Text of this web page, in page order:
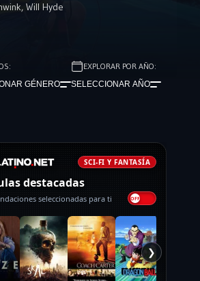
, Will Hyde
GÉNERO
EXPLORAR POR AÑO:
SELECCIONAR AÑO
SCI-FI Y FANTASÍA
destacadas
seleccionadas para ti
❯